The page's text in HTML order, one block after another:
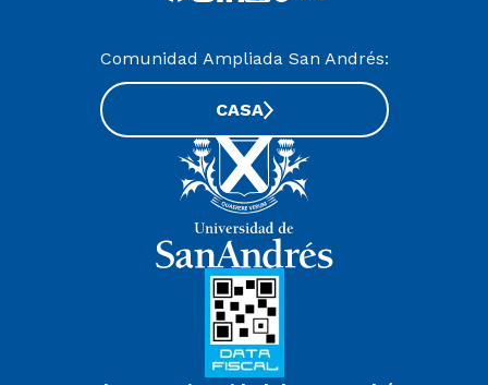
Comunidad Ampliada San Andrés:
CASA